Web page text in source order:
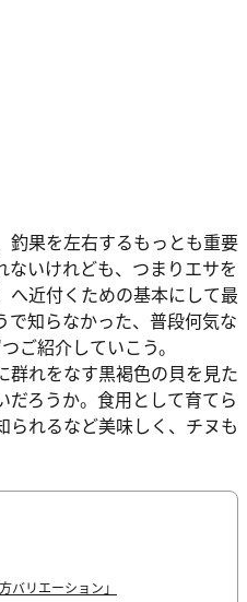
釣果を左右するもっとも重要
いけれども、つまりエサを
へ近付くための基本にして最
で知らなかった、普段何気な
ご紹介していこう。
群れをなす黒褐色の貝を見た
だろうか。食用として育てら
られるなど美味しく、チヌも
バリエーション」